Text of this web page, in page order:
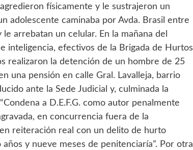
físicamente y le sustrajeron un
adolescente caminaba por Avda. Brasil entre
arrebatan un celular. En la mañana del
inteligencia, efectivos de la Brigada de Hurtos
realizaron la detención de un hombre de 25
una pensión en calle Gral. Lavalleja, barrio
ante la Sede Judicial y, culminada la
a D.E.F.G. como autor penalmente
en concurrencia fuera de la
reiteración real con un delito de hurto
y nueve meses de penitenciaría”. Por otra